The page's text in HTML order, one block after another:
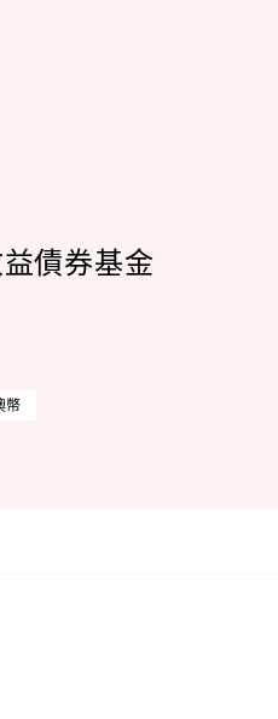
債券基金
幣